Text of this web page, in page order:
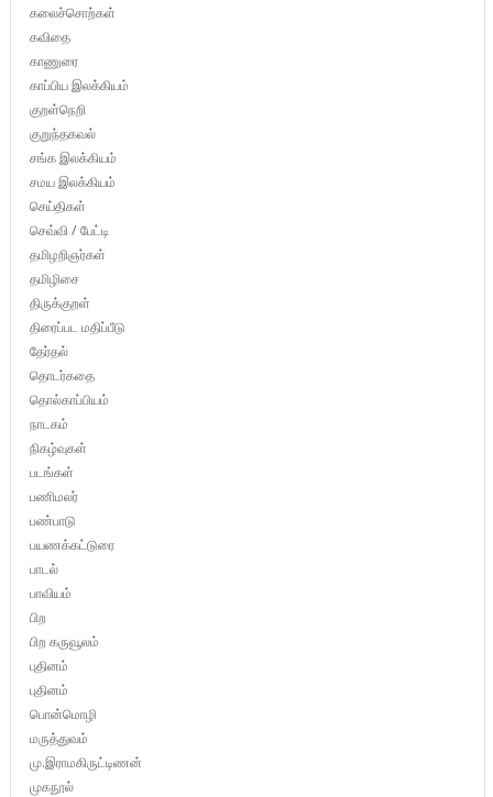
கலைச்சொற்கள்
கவிதை
காணுரை
காப்பிய இலக்கியம்
குறள்நெறி
குறுந்தகவல்
சங்க இலக்கியம்
சமய இலக்கியம்
செய்திகள்
செவ்வி / பேட்டி
தமிழறிஞர்கள்
தமிழிசை
திருக்குறள்
திரைப்பட மதிப்பீடு
தேர்தல்
தொடர்கதை
தொல்காப்பியம்
நாடகம்
நிகழ்வுகள்
படங்கள்
பணிமலர்
பண்பாடு
பயணக்கட்டுரை
பாடல்
பாவியம்
பிற
பிற கருவூலம்
புதினம்
புதினம்
பொன்மொழி
மருத்துவம்
மு.இராமகிருட்டிணன்
முகநூல்